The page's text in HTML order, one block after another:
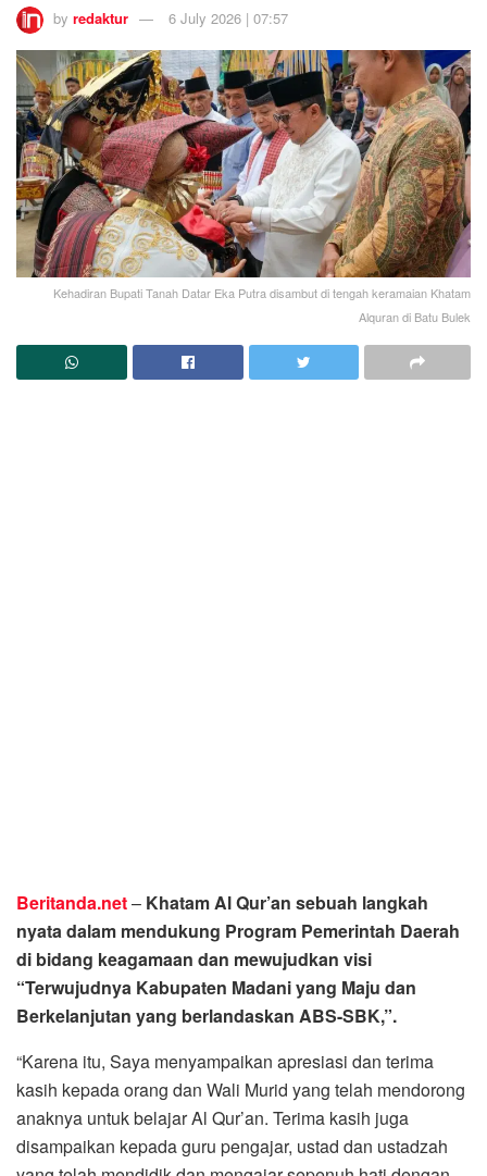
by redaktur 6 July 2026 | 07:57
Kehadiran Bupati Tanah Datar Eka Putra disambut di tengah keramaian Khatam
Alquran di Batu Bulek
Beritanda.net– Khatam Al Qur’an sebuah langkah
nyata dalam mendukung Program Pemerintah Daerah
di bidang keagamaan dan mewujudkan visi
“Terwujudnya Kabupaten Madani yang Maju dan
Berkelanjutan yang berlandaskan ABS-SBK,”.
“Karena itu, Saya menyampaikan apresiasi dan terima
kasih kepada orang dan Wali Murid yang telah mendorong
anaknya untuk belajar Al Qur’an. Terima kasih juga
disampaikan kepada guru pengajar, ustad dan ustadzah